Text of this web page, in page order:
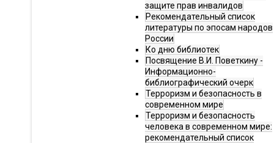
защите прав инвалидов
Рекомендательный список
литературы по эпосам народов
России
Ко дню библиотек
Посвящение В.И. Поветкину -
Информационно-
библиографический очерк
Терроризм и безопасность в
современном мире
Терроризм и безопасность
человека в современном мире:
рекомендательный список